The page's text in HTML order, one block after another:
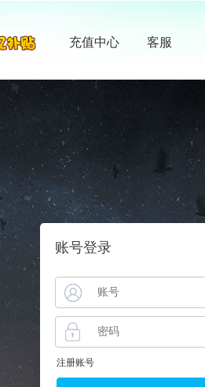
充值中心 客服
账号登录
注册账号